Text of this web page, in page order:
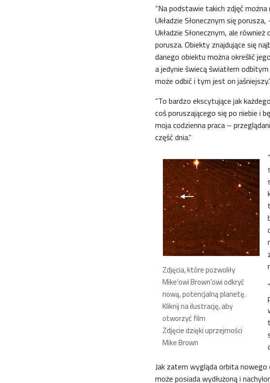
“Na podstawie takich zdjęć
Układzie Słonecznym się
Układzie Słonecznym, ale
porusza. Obiekty znajdujące się
danego obiektu można określić
a jedynie świecą światłem
może odbić i tym jest on
“To bardzo ekscytujące jak
coś poruszającego się po niebie i
moja codzienna praca –
część dnia.”
Zdjęcia, które pozwoliły
Mike’owi Brown’owi odkryć
nową, potencjalną planetę.
Kliknij na ilustrację, aby
otworzyć film
Zdjęcie dzięki uprzejmości
Mike Brown
Jak zatem wygląda orbita nowego
może posiada wydłużoną i